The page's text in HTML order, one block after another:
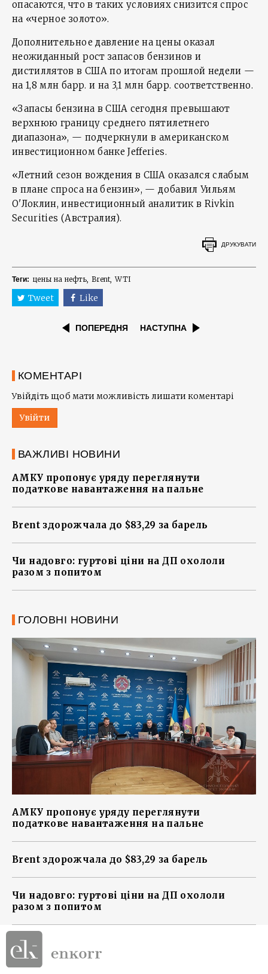
опасаются, что в таких условиях снизится спрос
на «черное золото».
Дополнительное давление на цены оказал
неожиданный рост запасов бензинов и
дистиллятов в США по итогам прошлой недели —
на 1,8 млн барр. и на 3,1 млн барр. соответственно.
«Запасы бензина в США сегодня превышают
верхнюю границу среднего пятилетнего
диапазона», — подчеркнули в американском
инвестиционном банке Jefferies.
«Летний сезон вождения в США оказался слабым
в плане спроса на бензин», — добавил Уильям
О'Локлин, инвестиционный аналитик в Rivkin
Securities (Австралия).
ДРУКУВАТИ
Теги: цены на нефть Brent WTI
Tweet Like
ПОПЕРЕДНЯ НАСТУПНА
КОМЕНТАРІ
Увійдіть щоб мати можливість лишати коментарі
Увійти
ВАЖЛИВІ НОВИНИ
АМКУ пропонує уряду переглянути
податкове навантаження на пальне
Brent здорожчала до $83,29 за барель
Чи надовго: гуртові ціни на ДП охололи
разом з попитом
ГОЛОВНІ НОВИНИ
АМКУ пропонує уряду переглянути
податкове навантаження на пальне
Brent здорожчала до $83,29 за барель
Чи надовго: гуртові ціни на ДП охололи
разом з попитом